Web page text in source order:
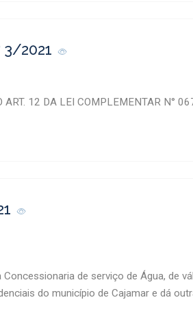
2021
ART. 12 DA LEI COMPLEMENTAR N°
de serviço de Água, de
do município de Cajamar e dá